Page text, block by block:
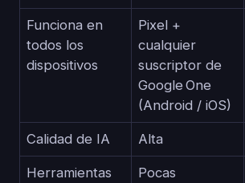
Funciona en
todos los
dispositivos
Pixel +
cualquier
suscriptor de
Google One
(Android / iOS)
Calidad de IA Alta
Herramientas
Pocas